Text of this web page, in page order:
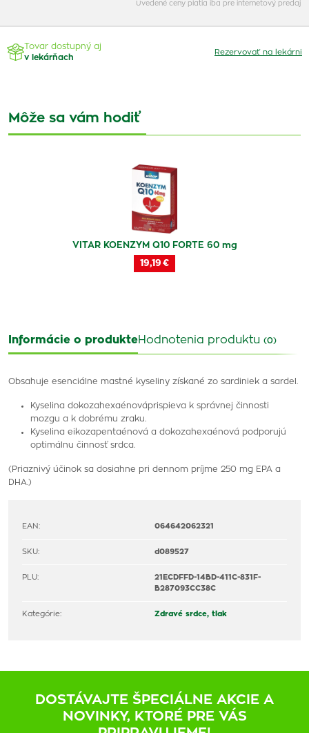
Uvedené ceny platia iba pre internetový predaj
Tovar dostupný aj
v lekárňach
Rezervovať na lekárni
Môže sa vám hodiť
VITAR KOENZYM Q10 FORTE 60 mg
19,19 €
Informácie o produkteHodnotenia produktu (0)
Obsahuje esenciálne mastné kyseliny získané zo sardiniek a sardel.
Kyselina dokozahexaénováprispieva k správnej činnosti
mozgu a k dobrému zraku.
Kyselina eikozapentaénová a dokozahexaénová podporujú
optimálnu činnosť srdca.
(Priaznivý účinok sa dosiahne pri dennom príjme 250 mg EPA a
DHA.)
EAN: 064642062321
SKU: d089527
PLU:
21ECDFFD-14BD-411C-831F-
B287093CC38C
Kategórie: Zdravé srdce, tlak
DOSTÁVAJTE ŠPECIÁLNE AKCIE A
NOVINKY, KTORÉ PRE VÁS